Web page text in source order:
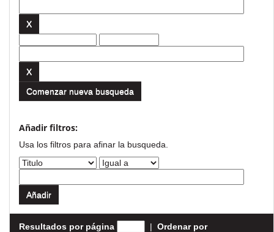
Comenzar nueva busqueda
Añadir filtros:
Usa los filtros para afinar la busqueda.
Resultados por página | Ordenar por